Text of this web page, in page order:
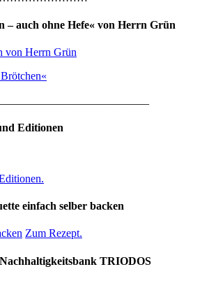
– auch ohne Hefe« von Herrn Grün
Editionen
einfach selber backen
Zum Rezept.
TRIODOS